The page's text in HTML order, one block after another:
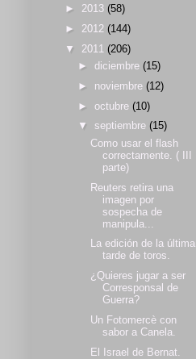
► 2013 (58)
► 2012 (144)
▼ 2011 (206)
► diciembre (15)
► noviembre (12)
► octubre (10)
▼ septiembre (15)
Como usar el flash
correctamente. ( III
parte)
Reuters retira una
imagen por
sospecha de
manipula...
La edición de la última
tarde de toros.
¿Quieres jugar a ser
Corresponsal de
Guerra?
Un Fotomercè con
sabor a Canela.
El Israel de Bernat.